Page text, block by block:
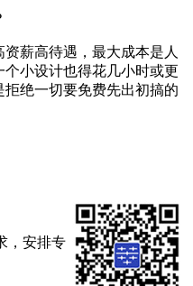
薪高待遇，最大成本是人
小设计也得花几小时或更
绝一切要免费先出初搞的
，安排专